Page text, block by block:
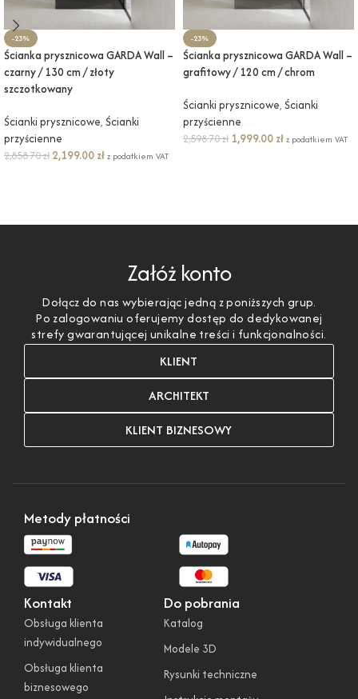
-23%
Ścianka prysznicowa GARDA Wall –
czarny / 130 cm / złoty
szczotkowany
Ścianki prysznicowe, Ścianki
przyścienne
2,858.70zł 2,199.00 złz podatkiem VAT
-23%
Ścianka prysznicowa GARDA Wall –
grafitowy / 120 cm / chrom
Ścianki prysznicowe, Ścianki
przyścienne
2,598.70zł 1,999.00 złz podatkiem VAT
Załóż konto
Dołącz do nas wybierając jedną z poniższych grup.
Po zalogowaniu oferujemy dostęp do dedykowanej
strefy gwarantującej unikalne treści i funkcjonalności.
KLIENT
ARCHITEKT
KLIENT BIZNESOWY
Kontakt
Obsługa klienta
indywidualnego
Obsługa klienta
biznesowego
Do pobrania
Katalog
Modele 3D
Rysunki techniczne
Metody płatności